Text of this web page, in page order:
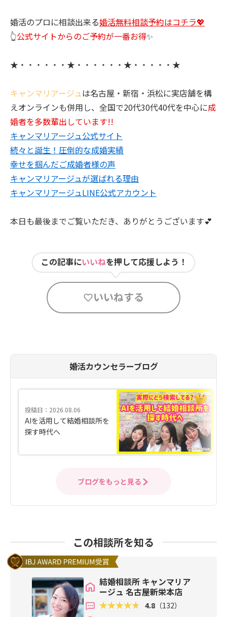
婚活のプロに相談出来る婚活無料相談予約はコチラ💖
👆公式サイトからのご予約が一番お得✨
★・・・・・・★・・・・・・★・・・・・★
キャンマリアージュは名古屋・新宿・浜松に実店舗を構
えオンラインも併用し、全国で20代30代40代を中心に成
婚者を多数輩出しています!!
キャンマリアージュ公式サイト
続々と誕生！圧倒的な成婚実績
幸せを掴んだご成婚者様の声
キャンマリアージュが選ばれる理由
キャンマリアージュLINE公式アカウント
本日も最後までご覧いただき、ありがとうございます💕
この記事にいいねを押して応援しよう！
いいねする
婚活カウンセラーブログ
投稿日：2026.08.06
AIを活用して結婚相談所を
探す時代へ
ブログをもっと見る
この相談所を知る
結婚相談所 キャンマリア
ージュ 名古屋新栄本店
4.8 （132）